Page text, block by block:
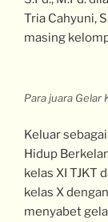
Tria Cahyuni,
masing
Para juara Gelar
Keluar
Hidup
kelas XI TJKT
kelas X
menyabet